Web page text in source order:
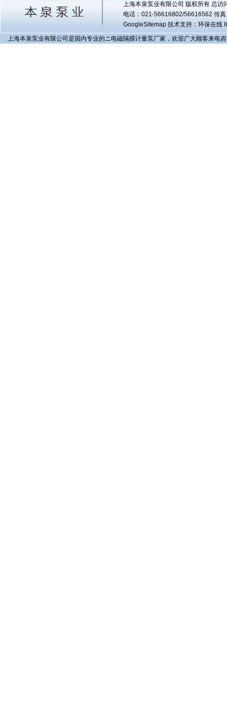
上海本泉泵业有限公司 版权所有 总访
电话：021-56616802/56616562 传
GoogleSitemap技术支持：环保在线
上海本泉泵业有限公司是国内专业的ニ电磁隔膜计量泵厂家，欢迎广大顾客来电